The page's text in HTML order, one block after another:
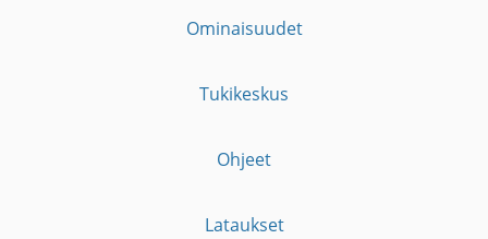
Ominaisuudet
Tukikeskus
Ohjeet
Lataukset